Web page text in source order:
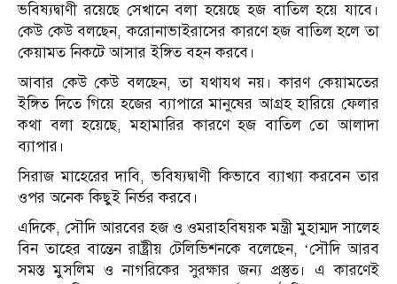
ভবিষ্যদ্বাণী রয়েছে সেখানে বলা হয়েছে হজ বাতিল হয়ে যাবে।
কেউ কেউ বলছেন, করোনাভাইরাসের কারণে হজ বাতিল হলে তা
কেয়ামত নিকটে আসার ইঙ্গিত বহন করবে।
আবার কেউ কেউ বলছেন, তা যথাযথ নয়। কারণ কেয়ামতের
ইঙ্গিত দিতে গিয়ে হজের ব্যাপারে মানুষের আগ্রহ হারিয়ে ফেলার
কথা বলা হয়েছে, মহামারির কারণে হজ বাতিল তো আলাদা
ব্যাপার।
সিরাজ মাহেরের দাবি, ভবিষ্যদ্বাণী কিভাবে ব্যাখ্যা করবেন তার
ওপর অনেক কিছুই নির্ভর করবে।
এদিকে, সৌদি আরবের হজ ও ওমরাহবিষয়ক মন্ত্রী মুহাম্মদ সালেহ
বিন তাহের বান্তেন রাষ্ট্রীয় টেলিভিশনকে বলেছেন, ‘সৌদি আরব
সমস্ত মুসলিম ও নাগরিকের সুরক্ষার জন্য প্রস্তুত। এ কারণেই